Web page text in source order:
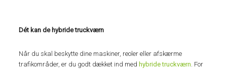
Dét kan de hybride truckværn
Når du skal beskytte dine maskiner, reoler eller afskærme
trafikområder, er du godt dækket ind med hybride truckværn . For